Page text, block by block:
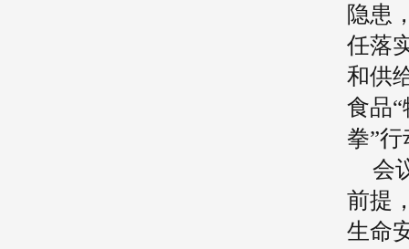
隐患
任落
和供
食品
拳”
会
前提
生命